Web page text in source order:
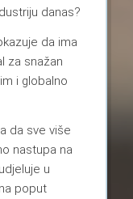
danas?
da ima
za snažan
i globalno
da sve više
nastupa na
u
poput